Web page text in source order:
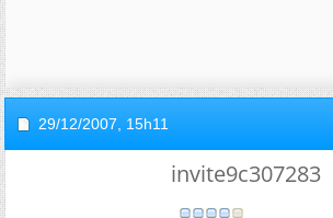
29/12/2007, 15h11
invite9c307283